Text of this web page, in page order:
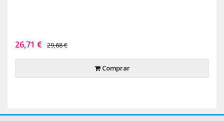
26,71 € 29,68 €
Comprar